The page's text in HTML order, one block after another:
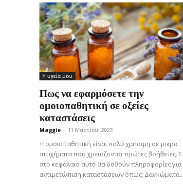
Η υγεία μου
Πως να εφαρμόσετε την
ομοιοπαθητική σε οξείες
καταστάσεις
Maggie - 11 Μαρτίου, 2023
Η ομοιοπαθητική είναι πολύ χρήσιμη σε μικρά
ατυχήματα που χρειάζονται πρώτες βοήθειες.
στο κεφάλαιο αυτό θα δοθούν πληροφορίες για
αντιμετώπιση καταστάσεων όπως: Δαγκώματα...